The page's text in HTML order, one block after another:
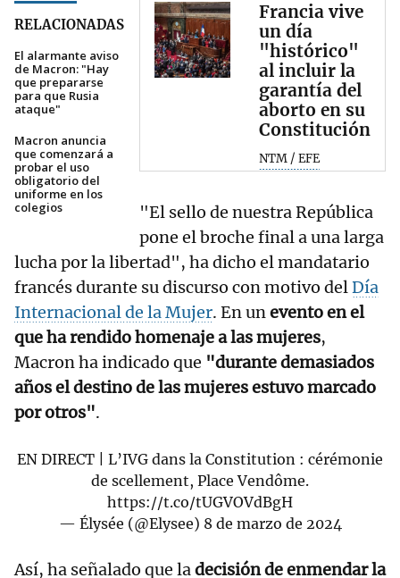
RELACIONADAS
El alarmante aviso
de Macron: "Hay
que prepararse
para que Rusia
ataque"
Macron anuncia
que comenzará a
probar el uso
obligatorio del
uniforme en los
colegios
Francia vive
un día
"histórico"
al incluir la
garantía del
aborto en su
Constitución
NTM / EFE
"El sello de nuestra República
pone el broche final a una larga
lucha por la libertad", ha dicho el mandatario
francés durante su discurso con motivo delDía
Internacional de la Mujer. En unevento en el
que ha rendido homenaje a las mujeres,
Macron ha indicado que "durante demasiados
años el destino de las mujeres estuvo marcado
por otros".
EN DIRECT | L’IVG dans la Constitution : cérémonie
de scellement, Place Vendôme.
https://t.co/tUGVOVdBgH
— Élysée (@Elysee) 8 de marzo de 2024
Así, ha señalado que ladecisión de enmendar la